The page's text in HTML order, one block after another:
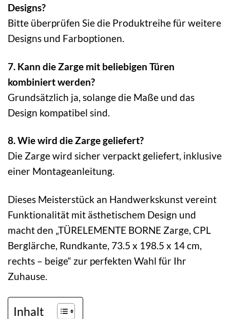
Designs?
Bitte überprüfen Sie die Produktreihe für weitere
Designs und Farboptionen.
7. Kann die Zarge mit beliebigen Türen
kombiniert werden?
Grundsätzlich ja, solange die Maße und das
Design kompatibel sind.
8. Wie wird die Zarge geliefert?
Die Zarge wird sicher verpackt geliefert, inklusive
einer Montageanleitung.
Dieses Meisterstück an Handwerkskunst vereint
Funktionalität mit ästhetischem Design und
macht den „TÜRELEMENTE BORNE Zarge, CPL
Berglärche, Rundkante, 73.5 x 198.5 x 14 cm,
rechts – beige“ zur perfekten Wahl für Ihr
Zuhause.
Inhalt